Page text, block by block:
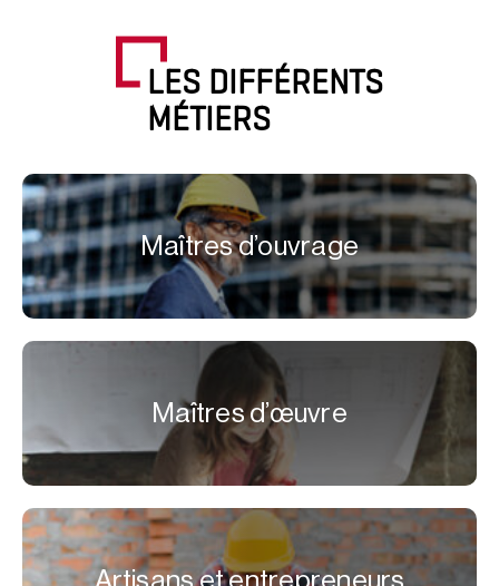
LES DIFFÉRENTS
MÉTIERS
Maîtres d’ouvrage
Maîtres d’œuvre
Artisans et entrepreneurs